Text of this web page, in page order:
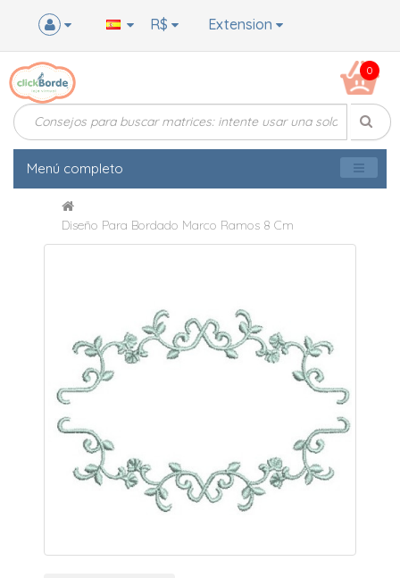
Extension
R$
0
Menú completo
Diseño Para Bordado Marco Ramos 8 Cm